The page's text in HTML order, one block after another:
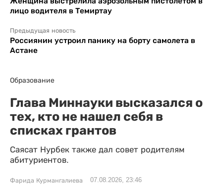
лицо водителя в Темиртау
Предыдущая новость
Россиянин устроил панику на борту самолета в
Астане
Образование
Глава Миннауки высказался о
тех, кто не нашел себя в
списках грантов
Саясат Нурбек также дал совет родителям
абитуриентов.
Фарида Курмангалиева 07.08.2026, 23:46